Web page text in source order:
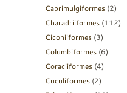
Caprimulgiformes (2)
Charadriiformes (112)
Ciconiiformes (3)
Columbiformes (6)
Coraciiformes (4)
Cuculiformes (2)